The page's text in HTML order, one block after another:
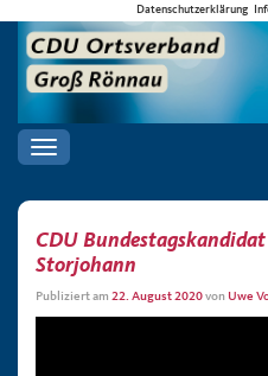
Datenschutzerklärung
Toggle
navigation
CDU
Storjohann
Publiziert am 22. August 2020von Uwe